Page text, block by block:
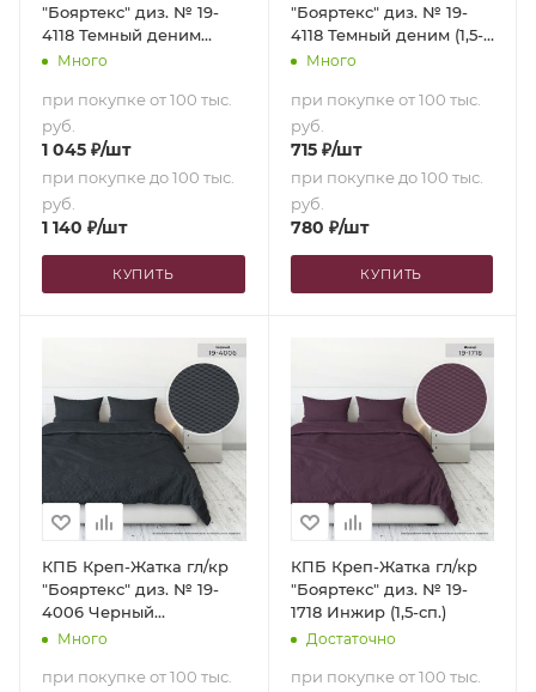
"Бояртекс" диз. № 19-
4118 Темный деним
(Семейный)
Много
при покупке от 100 тыс.
руб.
1 045 ₽/шт
при покупке до 100 тыс.
руб.
1 140 ₽/шт
КУПИТЬ
"Бояртекс" диз. № 19-
4118 Темный деним (1,5-
сп.)Много
при покупке от 100 тыс.
руб.
715₽/шт
при покупке до 100 тыс.
руб.
780 ₽/шт
КУПИТЬ
КПБ Креп-Жатка гл/кр
"Бояртекс" диз. № 19-
4006 Черный
(Семейный)
Много
при покупке от 100 тыс.
КПБ Креп-Жатка гл/кр
"Бояртекс" диз. № 19-
1718 Инжир (1,5-сп.)
Достаточно
при покупке от 100 тыс.